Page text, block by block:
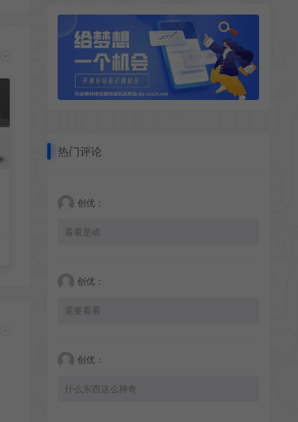
热门评论
创优：
看看是啥
创优：
需要看看
创优：
什么东西这么神奇